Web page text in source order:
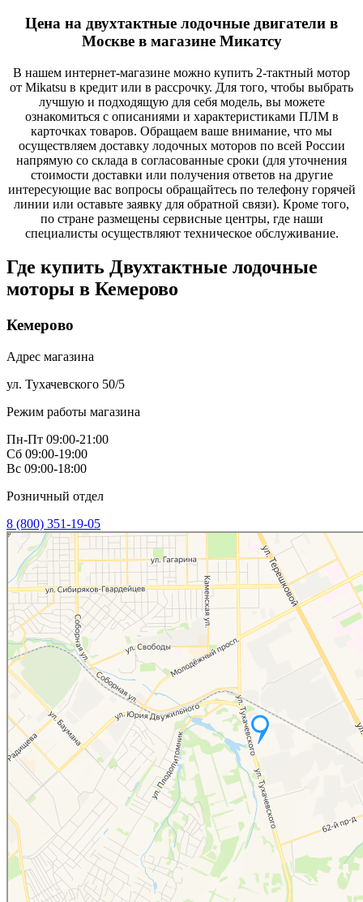
Цена на двухтактные лодочные двигатели в
Москве в магазине Микатсу
В нашем интернет-магазине можно купить 2-тактный мотор
от Mikatsu в кредит или в рассрочку. Для того, чтобы выбрать
лучшую и подходящую для себя модель, вы можете
ознакомиться с описаниями и характеристиками ПЛМ в
карточках товаров. Обращаем ваше внимание, что мы
осуществляем доставку лодочных моторов по всей России
напрямую со склада в согласованные сроки (для уточнения
стоимости доставки или получения ответов на другие
интересующие вас вопросы обращайтесь по телефону горячей
линии или оставьте заявку для обратной связи). Кроме того,
по стране размещены сервисные центры, где наши
специалисты осуществляют техническое обслуживание.
Где купить Двухтактные лодочные
моторы в Кемерово
Кемерово
Адрес магазина
ул. Тухачевского 50/5
Режим работы магазина
Пн-Пт 09:00-21:00
Сб 09:00-19:00
Вс 09:00-18:00
Розничный отдел
8 (800) 351-19-05